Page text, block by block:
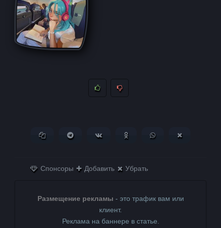
Копировать ссылкуПоделиться в Telegram
Поделиться ВКонтактеПоделиться в
Поделиться в
Спонсоры Добавить Убрать
Размещение рекламы - это трафик вам или
клиент.
Реклама на баннере в статье.